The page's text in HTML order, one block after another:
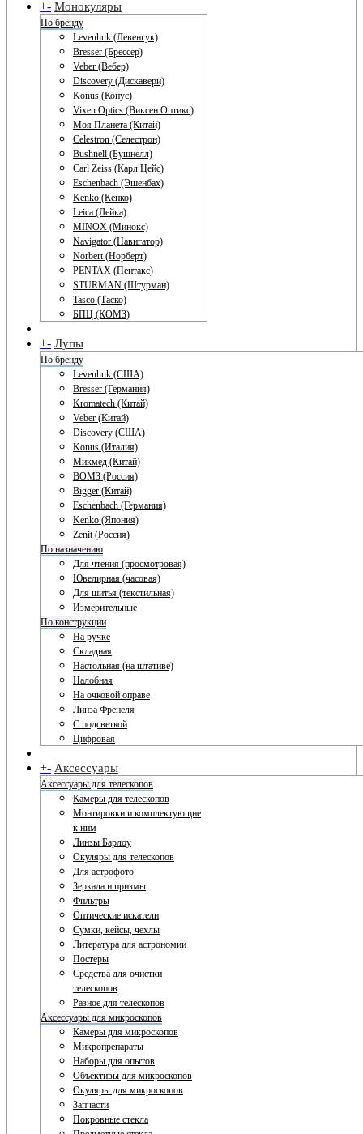
+- Монокуляры
По бренду
Levenhuk (Левенгук)
Bresser (Брессер)
Veber (Вебер)
Discovery (Дискавери)
Konus (Конус)
Vixen Optics (Виксен Оптикс)
Моя Планета (Китай)
Celestron (Селестрон)
Bushnell (Бушнелл)
Carl Zeiss (Карл Цейс)
Eschenbach (Эшенбах)
Kenko (Кенко)
Leica (Лейка)
MINOX (Минокс)
Navigator (Навигатор)
Norbert (Норберт)
PENTAX (Пентакс)
STURMAN (Штурман)
Tasco (Таско)
БПЦ (КОМЗ)
+- Лупы
По бренду
Levenhuk (США)
Bresser (Германия)
Kromatech (Китай)
Veber (Китай)
Discovery (США)
Konus (Италия)
Микмед (Китай)
ВОМЗ (Россия)
Bigger (Китай)
Eschenbach (Германия)
Kenko (Япония)
Zenit (Россия)
По назначению
Для чтения (просмотровая)
Ювелирная (часовая)
Для шитья (текстильная)
Измерительные
По конструкции
На ручке
Складная
Настольная (на штативе)
Налобная
На очковой оправе
Линза Френеля
С подсветкой
Цифровая
+- Аксессуары
Аксессуары для телескопов
Камеры для телескопов
Монтировки и комплектующие
к ним
Линзы Барлоу
Окуляры для телескопов
Для астрофото
Зеркала и призмы
Фильтры
Оптические искатели
Сумки, кейсы, чехлы
Литература для астрономии
Постеры
Средства для очистки
телескопов
Разное для телескопов
Аксессуары для микроскопов
Камеры для микроскопов
Микропрепараты
Наборы для опытов
Объективы для микроскопов
Окуляры для микроскопов
Запчасти
Покровные стекла